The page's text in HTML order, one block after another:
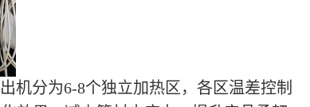
机分为6-8个独立加热区，各区温差控制